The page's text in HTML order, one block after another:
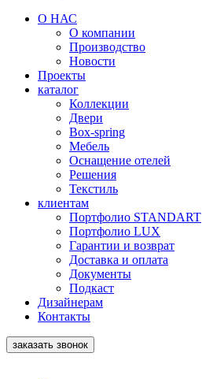
О НАС
О компании
Производство
Новости
Проекты
каталог
Коллекции
Двери
Box-spring
Мебель
Оснащение отелей
Решения
Текстиль
клиентам
Портфолио STANDART
Портфолио LUX
Гарантии и возврат
Доставка и оплата
Документы
Подкаст
Дизайнерам
Контакты
заказать звонок